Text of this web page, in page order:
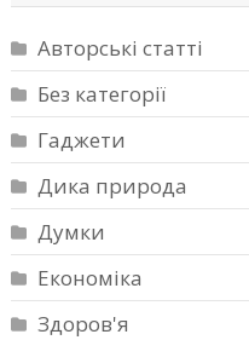
Авторські статті
Без категорії
Гаджети
Дика природа
Думки
Економіка
Здоров'я